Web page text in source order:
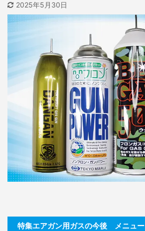
2025年5月30日
特集エアガン用ガスの今後 メニュー